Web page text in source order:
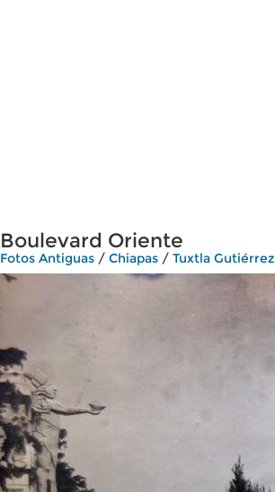
Boulevard Oriente
Fotos Antiguas / Chiapas / Tuxtla Gutiérrez